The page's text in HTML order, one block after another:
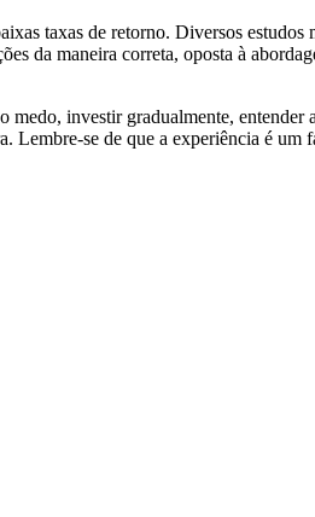
taxas de retorno. Diversos estudos
da maneira correta, oposta à
investir gradualmente,
se de que a experiência é um